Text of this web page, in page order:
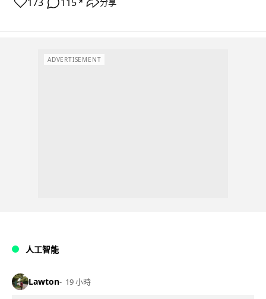
↗
ADVERTISEMENT
人工智能
Lawton 19 小時